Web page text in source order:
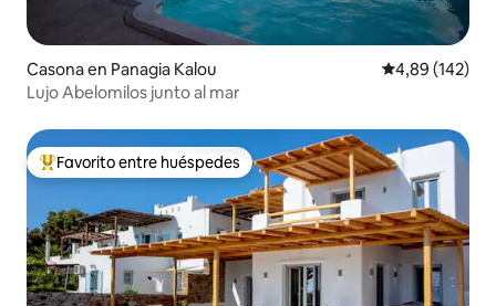
Casona en Panagia Kalou Calificación
4,89 (142)
Lujo Abelomilos junto al mar
Favorito entre los huéspedes más destacados
Favorito entre huéspedes